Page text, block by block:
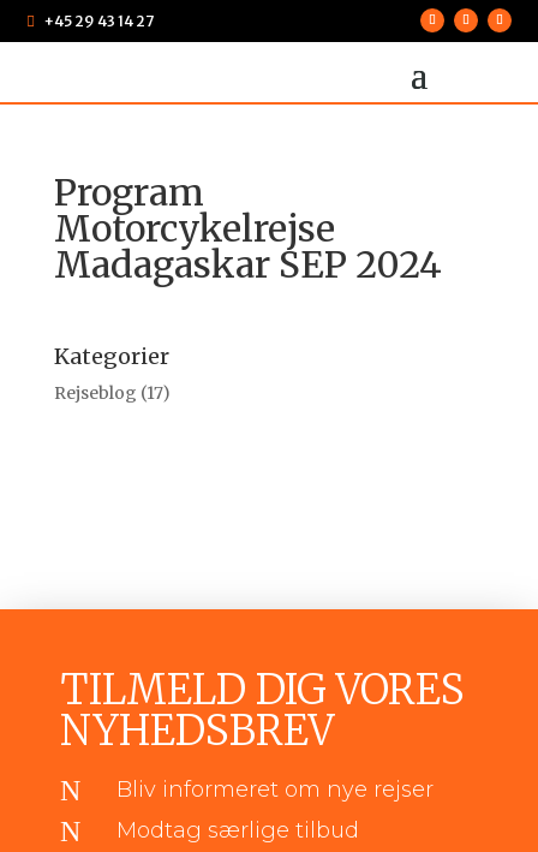
+45 29 43 14 27
Program
Motorcykelrejse
Madagaskar SEP 2024
Kategorier
Rejseblog (17)
TILMELD DIG VORES
NYHEDSBREV
N Bliv informeret om nye rejser
N Modtag særlige tilbud